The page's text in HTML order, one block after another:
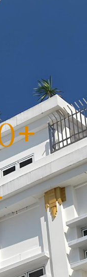
+